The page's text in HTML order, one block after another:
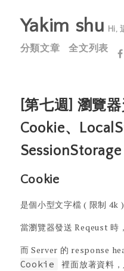
Yakim shu Hi,
分類文章 全文列表
[第七週] 瀏覽
Cookie、
SessionStorage
Cookie
是個小型文字檔 ( 限制 4k )
當瀏覽器發送 Reqeust 時
而 Server 的 response
Cookie
裡面放著資料